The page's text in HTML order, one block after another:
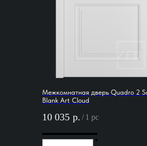
Межкомнатная дверь Quadro 2
Blank Art Cloud
10 035 р. / 1 pc